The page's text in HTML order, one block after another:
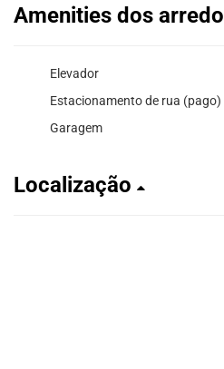
Amenities dos
Elevador
Estacionamento de rua (pago)
Garagem
Localização